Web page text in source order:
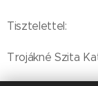
Tisztelettel:
Trojákné Szita